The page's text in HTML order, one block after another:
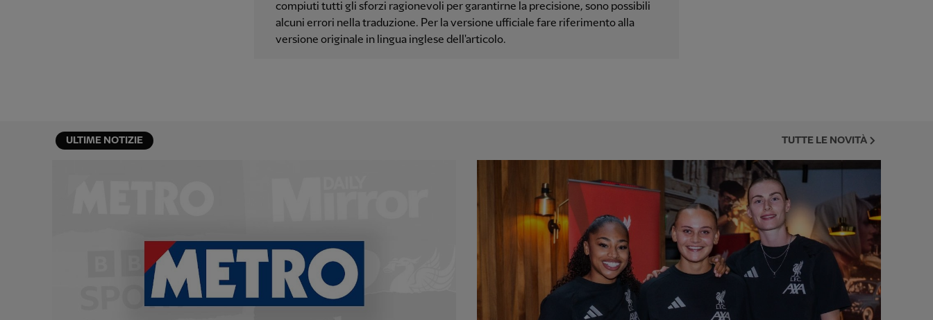
compiuti tutti gli sforzi ragionevoli per garantirne la precisione, sono possibili
alcuni errori nella traduzione. Per la versione ufficiale fare riferimento alla
versione originale in lingua inglese dell'articolo.
ULTIME NOTIZIE TUTTE LE NOVITÀ